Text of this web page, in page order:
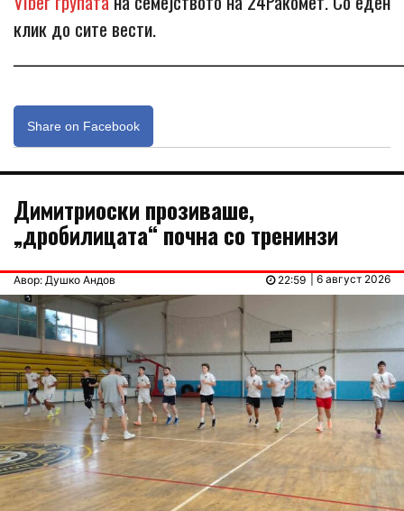
клик до сите вести.
Share on Facebook
Димитриоски прозиваше,
„дробилицата“ почна со тренинзи
Авор: Душко Андов | 6 август 2026
22:59